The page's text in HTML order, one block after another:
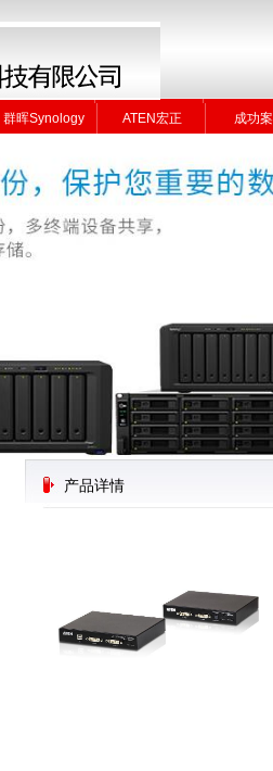
群晖Synology ATEN宏正 成功
群晖Synology ATEN宏正 成功
产品详情